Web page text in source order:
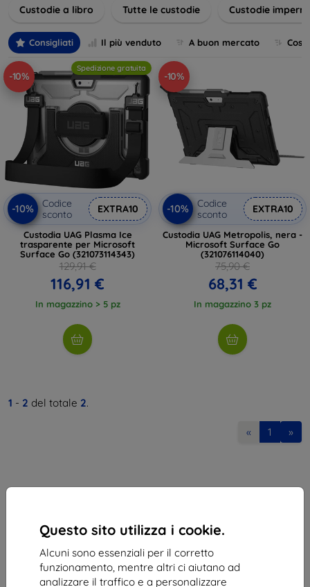
Questo sito utilizza i cookie.
Alcuni sono essenziali per il corretto
funzionamento, mentre altri ci aiutano ad
analizzare il traffico e a personalizzare
Custodie a libro Tutte le custodie Custodie
Consigliati Il più venduto A buon mercato
-10%
Spedizione gratuita
-10%
Codice
sconto
EXTRA10
Custodia UAG Plasma Ice
trasparente per Microsoft
Surface Go (321073114343)
129,91 €
116,91 €
In magazzino > 5 pz
-10%
-10%
Codice
sconto
EXTRA10
Custodia UAG Metropolis, nera -
Microsoft Surface Go
(321076114040)
75,90 €
68,31 €
In magazzino 3 pz
1 - 2 del totale 2.
« 1 »
Shield-Sk s.r.o.
Via Rudolfa Mocka 3750/2A
841 04 Bratislava